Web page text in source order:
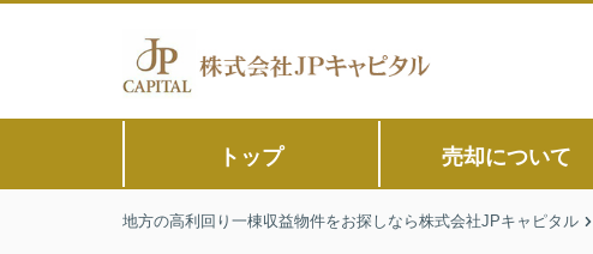
トップ 売却について
地方の高利回り一棟収益物件をお探しなら株式会社JPキャピタル